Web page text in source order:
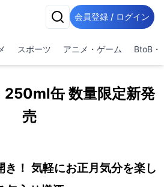
会員登録 / ログイン
スポーツ アニメ・ゲーム BtoB・
250ml缶 数量限定新発
売
き！ 気軽にお正月気分を楽し